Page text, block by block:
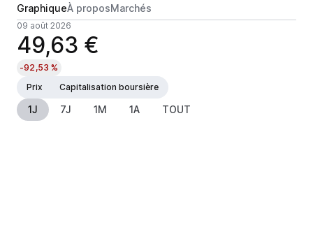
GraphiqueÀ proposMarchés
09 août 2026
49,63 €
-92,53 %
Prix
Capitalisation boursière
1J 7J 1M 1A TOUT